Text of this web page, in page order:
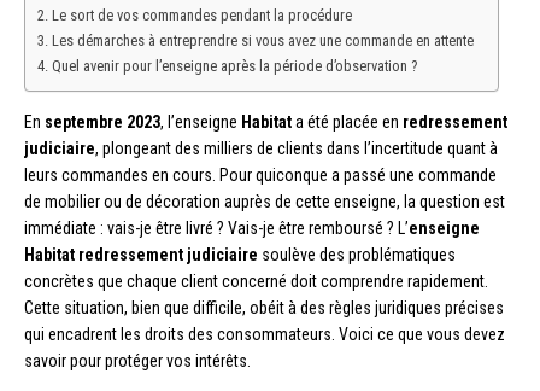
Le sort de vos commandes pendant la procédure
Les démarches à entreprendre si vous avez une commande en attente
Quel avenir pour l’enseigne après la période d’observation ?
En septembre 2023, l’enseigne Habitata été placée en redressement
judiciaire, plongeant des milliers de clients dans l’incertitude quant à
leurs commandes en cours. Pour quiconque a passé une commande
de mobilier ou de décoration auprès de cette enseigne, la question est
immédiate : vais-je être livré ? Vais-je être remboursé ? L’enseigne
Habitat redressement judiciaire soulève des problématiques
concrètes que chaque client concerné doit comprendre rapidement.
Cette situation, bien que difficile, obéit à des règles juridiques précises
qui encadrent les droits des consommateurs. Voici ce que vous devez
savoir pour protéger vos intérêts.